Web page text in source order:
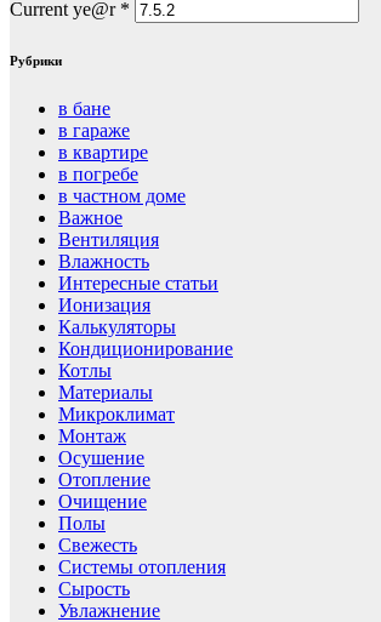
Current ye@r *
Рубрики
в бане
в гараже
в квартире
в погребе
в частном доме
Важное
Вентиляция
Влажность
Интересные статьи
Ионизация
Калькуляторы
Кондиционирование
Котлы
Материалы
Микроклимат
Монтаж
Осушение
Отопление
Очищение
Полы
Свежесть
Системы отопления
Сырость
Увлажнение